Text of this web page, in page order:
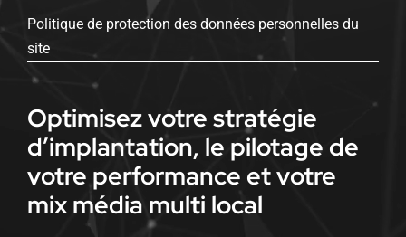
Politique de protection des données personnelles du
site
Optimisez votre stratégie
d’implantation, le pilotage de
votre performance et votre
mix média multi local